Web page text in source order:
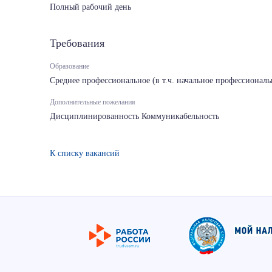
Полный рабочий день
Требования
Образование
Среднее профессиональное (в т.ч. начальное
Дополнительные пожелания
Дисциплинированность Коммуникабельность
К списку вакансий